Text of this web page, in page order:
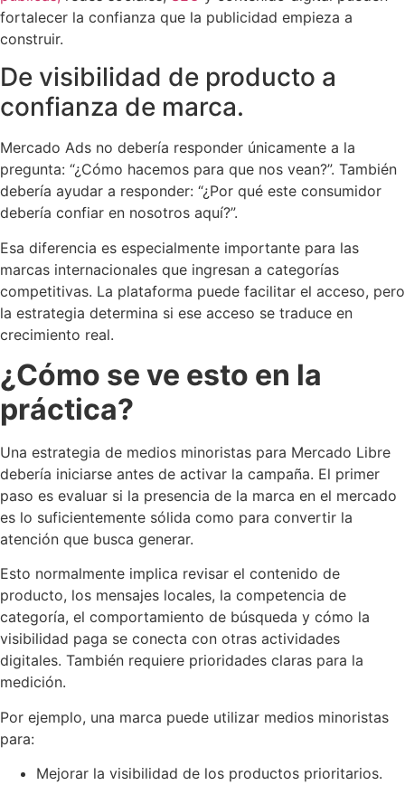
fortalecer la confianza que la publicidad empieza a
construir.
De visibilidad de producto a
confianza de marca.
Mercado Ads no debería responder únicamente a la
pregunta: “¿Cómo hacemos para que nos vean?”. También
debería ayudar a responder: “¿Por qué este consumidor
debería confiar en nosotros aquí?”.
Esa diferencia es especialmente importante para las
marcas internacionales que ingresan a categorías
competitivas. La plataforma puede facilitar el acceso, pero
la estrategia determina si ese acceso se traduce en
crecimiento real.
¿Cómo se ve esto en la
práctica?
Una estrategia de medios minoristas para Mercado Libre
debería iniciarse antes de activar la campaña. El primer
paso es evaluar si la presencia de la marca en el mercado
es lo suficientemente sólida como para convertir la
atención que busca generar.
Esto normalmente implica revisar el contenido de
producto, los mensajes locales, la competencia de
categoría, el comportamiento de búsqueda y cómo la
visibilidad paga se conecta con otras actividades
digitales. También requiere prioridades claras para la
medición.
Por ejemplo, una marca puede utilizar medios minoristas
para:
Mejorar la visibilidad de los productos prioritarios.